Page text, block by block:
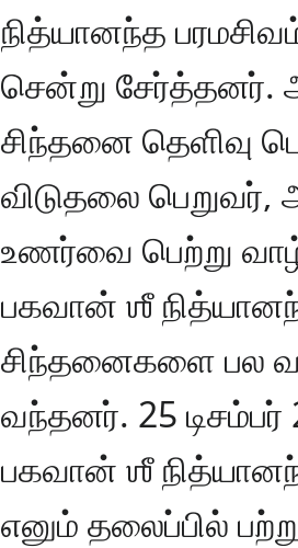
நித்யானந்த
சென்று சேர்த்தனர்.
சிந்தனை தெளிவு
விடுதலை
உணர்வை பெற்று
பகவான் ஶீ
சிந்தனைகளை பல
வந்தனர். 25
பகவான் ஶீ
எனும் தலைப்பில்